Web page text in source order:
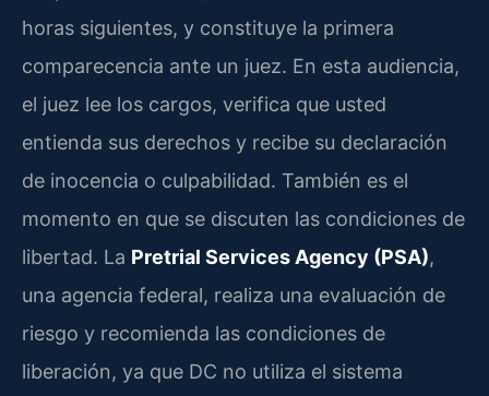
horas siguientes, y constituye la primera
comparecencia ante un juez. En esta audiencia,
el juez lee los cargos, verifica que usted
entienda sus derechos y recibe su declaración
de inocencia o culpabilidad. También es el
momento en que se discuten las condiciones de
libertad. La Pretrial Services Agency (PSA),
una agencia federal, realiza una evaluación de
riesgo y recomienda las condiciones de
liberación, ya que DC no utiliza el sistema